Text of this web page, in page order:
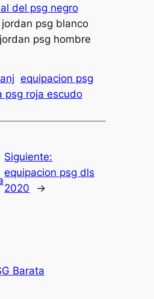
equipacion psg
psg roja escudo
Siguiente:
equipacion psg dls
2020
→
Barata